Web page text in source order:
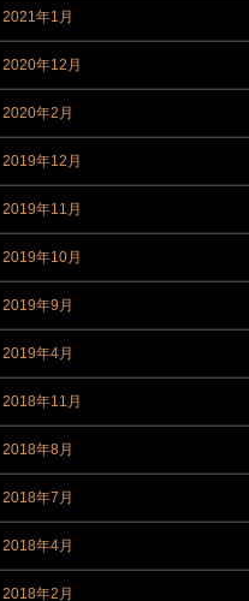
2021年1月
2020年12月
2020年2月
2019年12月
2019年11月
2019年10月
2019年9月
2019年4月
2018年11月
2018年8月
2018年7月
2018年4月
2018年2月